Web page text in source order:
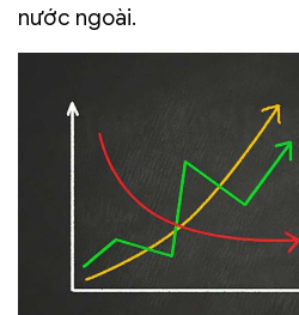
nước ngoài.